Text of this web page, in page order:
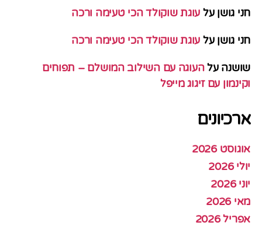
חני גושן על עוגת שוקולד הכי טעימה ורכה
חני גושן על עוגת שוקולד הכי טעימה ורכה
שושנה עלהעוגה עם השילוב המושלם – תפוחים
וקינמון עם זיגוג מייפל
ארכיונים
אוגוסט 2026
יולי 2026
יוני 2026
מאי 2026
אפריל 2026